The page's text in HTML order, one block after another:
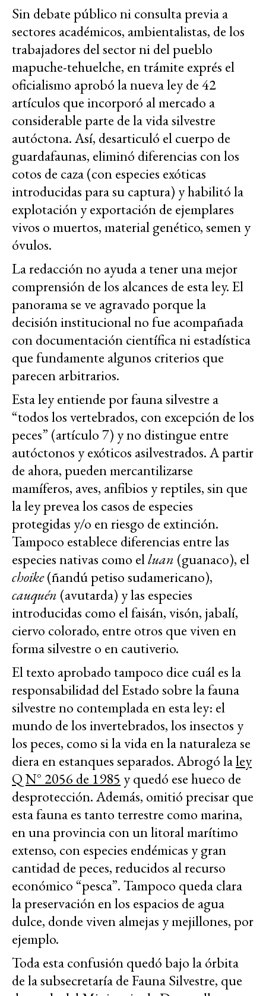
Sin debate público ni consulta previa a
sectores académicos, ambientalistas, de los
trabajadores del sector ni del pueblo
mapuche-tehuelche, en trámite exprés el
oficialismo aprobó la nueva ley de 42
artículos que incorporó al mercado a
considerable parte de la vida silvestre
autóctona. Así, desarticuló el cuerpo de
guardafaunas, eliminó diferencias con los
cotos de caza (con especies exóticas
introducidas para su captura) y habilitó la
explotación y exportación de ejemplares
vivos o muertos, material genético, semen y
óvulos.
La redacción no ayuda a tener una mejor
comprensión de los alcances de esta ley. El
panorama se ve agravado porque la
decisión institucional no fue acompañada
con documentación científica ni estadística
que fundamente algunos criterios que
parecen arbitrarios.
Esta ley entiende por fauna silvestre a
“todos los vertebrados, con excepción de los
peces” (artículo 7) y no distingue entre
autóctonos y exóticos asilvestrados. A partir
de ahora, pueden mercantilizarse
mamíferos, aves, anfibios y reptiles, sin que
la ley prevea los casos de especies
protegidas y/o en riesgo de extinción.
Tampoco establece diferencias entre las
especies nativas como elluan (guanaco), el
choike(ñandú petiso sudamericano),
cauquén (avutarda) y las especies
introducidas como el faisán, visón, jabalí,
ciervo colorado, entre otros que viven en
forma silvestre o en cautiverio.
El texto aprobado tampoco dice cuál es la
responsabilidad del Estado sobre la fauna
silvestre no contemplada en esta ley: el
mundo de los invertebrados, los insectos y
los peces, como si la vida en la naturaleza se
diera en estanques separados. Abrogó laley
Q N° 2056 de 1985 y quedó ese hueco de
desprotección. Además, omitió precisar que
esta fauna es tanto terrestre como marina,
en una provincia con un litoral marítimo
extenso, con especies endémicas y gran
cantidad de peces, reducidos al recurso
económico “pesca”. Tampoco queda clara
la preservación en los espacios de agua
dulce, donde viven almejas y mejillones, por
ejemplo.
Toda esta confusión quedó bajo la órbita
de la subsecretaría de Fauna Silvestre, que